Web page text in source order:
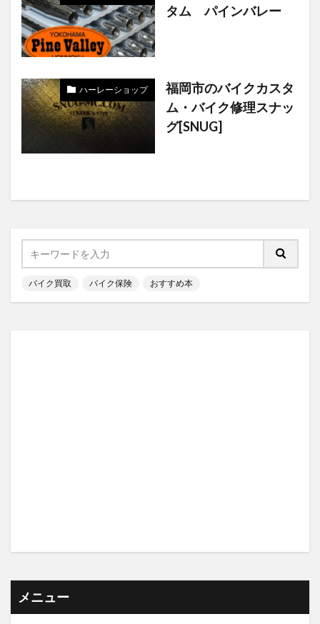
タム パインバレー
ハーレーショップ
福岡市のバイクカスタ
ム・バイク修理スナッ
グ[SNUG]
バイク買取 バイク保険 おすすめ本
メニュー